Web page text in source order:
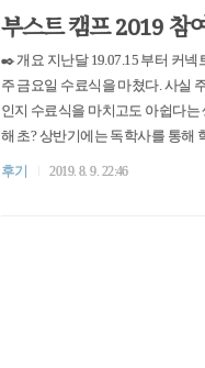
부스트 캠프 2019 참
✒️ 개요 지난달 19.07.15 부터 커
주 금요일 수료식을 마쳤다. 사실
인지 수료식을 마치고도 아쉽다는
해 초? 상반기에는 독학사를 통해
남기며 4월 22일부터 8월 21일까
후기 2019. 8. 9. 22:46